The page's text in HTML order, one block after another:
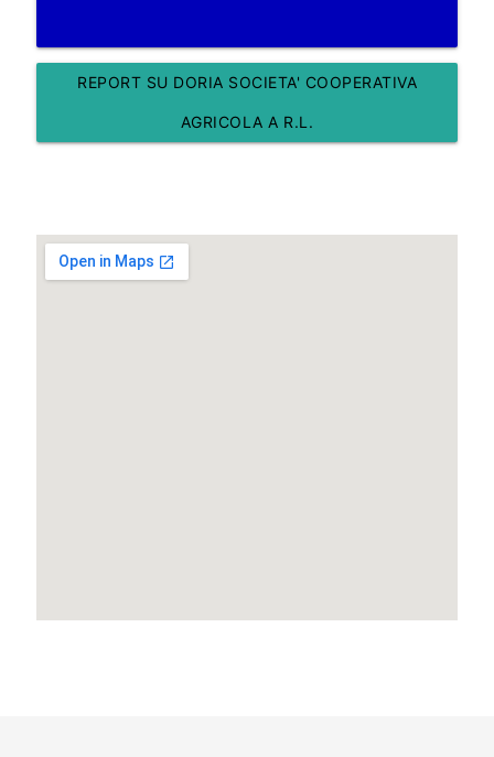
REPORT SU DORIA SOCIETA' COOPERATIVA
AGRICOLA A R.L.